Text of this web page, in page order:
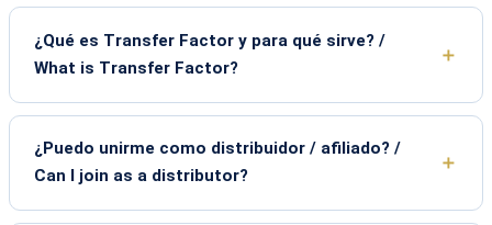
¿Qué es Transfer Factor y para qué sirve? /
What is Transfer Factor?
¿Puedo unirme como distribuidor / afiliado? /
Can I join as a distributor?